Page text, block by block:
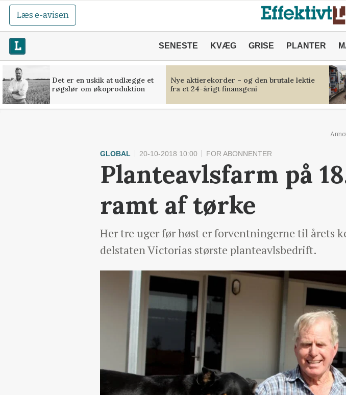
Læs e-avisen
SENESTE KVÆG GRISE PLANTER
Det er en uskik at udlægge et
røgslør om økoproduktion
Nye aktierekorder – og den brutale lektie
fra et 24-årigt finansgeni
GLOBAL 20-10-2018 10:00 FOR ABONNENTER
Planteavlsfarm på
ramt af tørke
Her tre uger før høst er forventningerne til årets
delstaten Victorias største planteavlsbedrift.